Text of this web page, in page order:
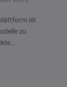
ist
zu